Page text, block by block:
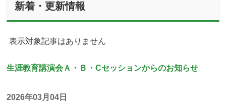
新着・更新情報
表示対象記事はありません
生涯教育講演会Ａ・Ｂ・Cセッションからのお知らせ
2026年03月04日